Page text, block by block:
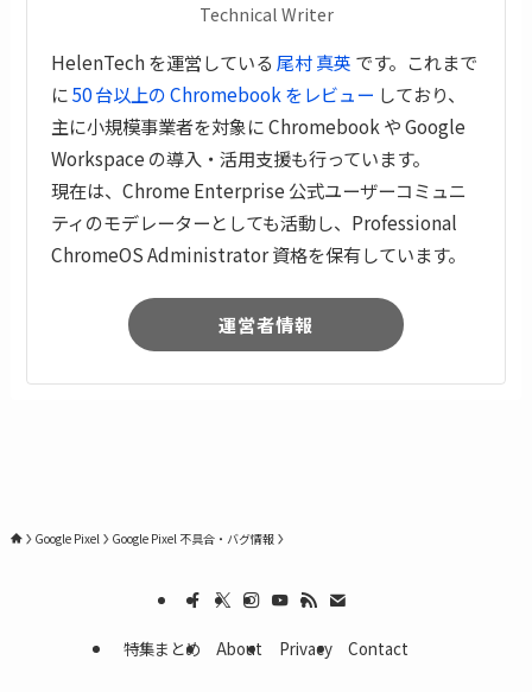
Technical Writer
HelenTech を運営している 尾村 真英 です。これまで
に50 台以上の Chromebook をレビュー しており、
主に小規模事業者を対象に Chromebook や Google
Workspace の導入・活用支援も行っています。
現在は、Chrome Enterprise 公式ユーザーコミュニ
ティのモデレーターとしても活動し、Professional
ChromeOS Administrator 資格を保有しています。
運営者情報
Google Pixel Google Pixel 不具合・バグ情報
特集まとめ About Privacy Contact